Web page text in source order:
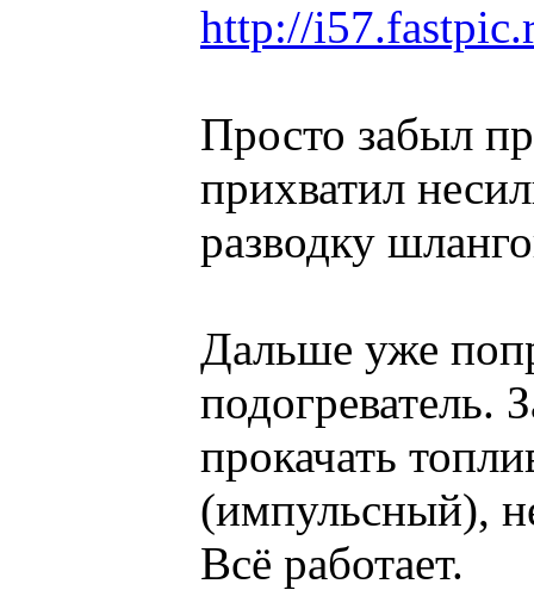
http://
Просто забыл
прихватил
разводку
Дальше уже
подогреватель.
прокачать
(импульсный),
Всё работает.